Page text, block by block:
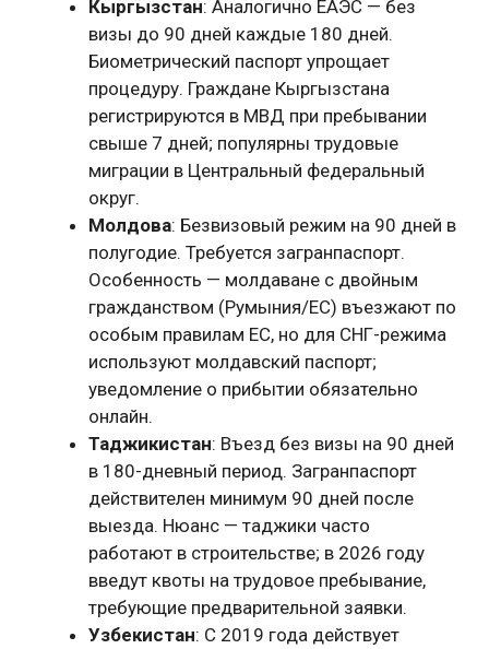
Кыргызстан: Аналогично ЕАЭС — без
визы до 90 дней каждые 180 дней.
Биометрический паспорт упрощает
процедуру. Граждане Кыргызстана
регистрируются в МВД при пребывании
свыше 7 дней; популярны трудовые
миграции в Центральный федеральный
округ.
Молдова: Безвизовый режим на 90 дней в
полугодие. Требуется загранпаспорт.
Особенность — молдаване с двойным
гражданством (Румыния/ЕС) въезжают по
особым правилам ЕС, но для СНГ-режима
используют молдавский паспорт;
уведомление о прибытии обязательно
онлайн.
Таджикистан: Въезд без визы на 90 дней
в 180-дневный период. Загранпаспорт
действителен минимум 90 дней после
выезда. Нюанс — таджики часто
работают в строительстве; в 2026 году
введут квоты на трудовое пребывание,
требующие предварительной заявки.
Узбекистан: С 2019 года действует